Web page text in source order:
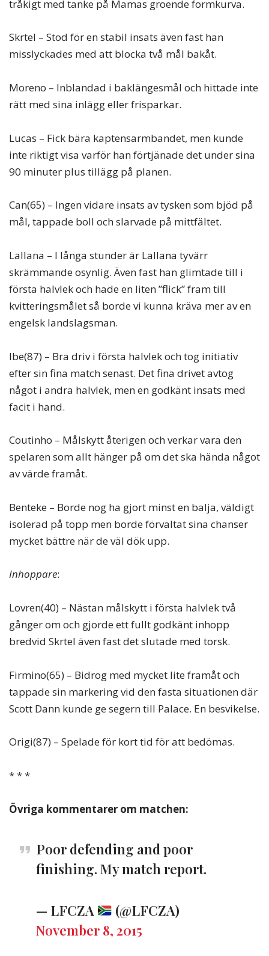
tråkigt med tanke på Mamas groende formkurva.
Skrtel – Stod för en stabil insats även fast han
misslyckades med att blocka två mål bakåt.
Moreno – Inblandad i baklängesmål och hittade inte
rätt med sina inlägg eller frisparkar.
Lucas – Fick bära kaptensarmbandet, men kunde
inte riktigt visa varför han förtjänade det under sina
90 minuter plus tillägg på planen.
Can(65) – Ingen vidare insats av tysken som bjöd på
mål, tappade boll och slarvade på mittfältet.
Lallana – I långa stunder är Lallana tyvärr
skrämmande osynlig. Även fast han glimtade till i
första halvlek och hade en liten ”flick” fram till
kvitteringsmålet så borde vi kunna kräva mer av en
engelsk landslagsman.
Ibe(87) – Bra driv i första halvlek och tog initiativ
efter sin fina match senast. Det fina drivet avtog
något i andra halvlek, men en godkänt insats med
facit i hand.
Coutinho – Målskytt återigen och verkar vara den
spelaren som allt hänger på om det ska hända något
av värde framåt.
Benteke – Borde nog ha gjort minst en balja, väldigt
isolerad på topp men borde förvaltat sina chanser
mycket bättre när de väl dök upp.
Inhoppare:
Lovren(40) – Nästan målskytt i första halvlek två
gånger om och gjorde ett fullt godkänt inhopp
bredvid Skrtel även fast det slutade med torsk.
Firmino(65) – Bidrog med mycket lite framåt och
tappade sin markering vid den fasta situationen där
Scott Dann kunde ge segern till Palace. En besvikelse.
Origi(87) – Spelade för kort tid för att bedömas.
* * *
Övriga kommentarer om matchen:
Poor defending and poor
finishing. My match report.
— LFCZA
(@LFCZA)
November 8, 2015